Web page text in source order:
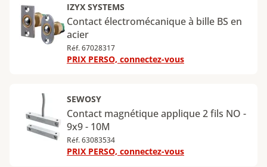
IZYX SYSTEMS
Contact électromécanique à bille BS en
acier
Réf. 67028317
PRIX PERSO, connectez-vous
SEWOSY
Contact magnétique applique 2 fils NO -
9x9 - 10M
Réf. 63083534
PRIX PERSO, connectez-vous